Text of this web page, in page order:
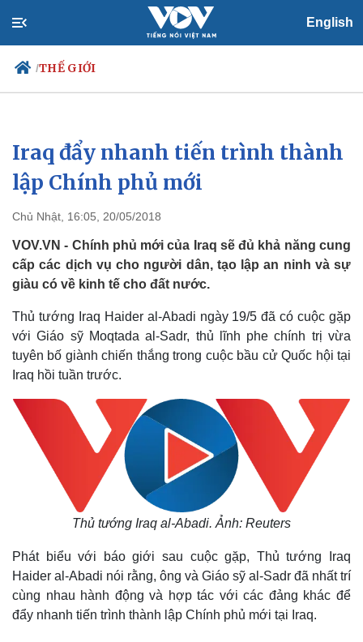
English
/THẾ GIỚI
Chính trị
Đảng
Tổ chức nhân sự
Nhận diện sự thật
Xã hội
Tin 24h
Dự báo thời tiết
Việc làm
Biển đảo
Iraq đẩy nhanh tiến trình thành
lập Chính phủ mới
Chủ Nhật, 16:05, 20/05/2018
VOV.VN - Chính phủ mới của Iraq sẽ đủ khả năng cung
cấp các dịch vụ cho người dân, tạo lập an ninh và sự
giàu có về kinh tế cho đất nước.
Thủ tướng Iraq Haider al-Abadi ngày 19/5 đã có cuộc gặp
với Giáo sỹ Moqtada al-Sadr, thủ lĩnh phe chính trị vừa
tuyên bố giành chiến thắng trong cuộc bầu cử Quốc hội tại
Iraq hồi tuần trước.
Thủ tướng Iraq al-Abadi. Ảnh: Reuters
Phát biểu với báo giới sau cuộc gặp, Thủ tướng Iraq
Haider al-Abadi nói rằng, ông và Giáo sỹ al-Sadr đã nhất trí
cùng nhau hành động và hợp tác với các đảng khác để
đẩy nhanh tiến trình thành lập Chính phủ mới tại Iraq.